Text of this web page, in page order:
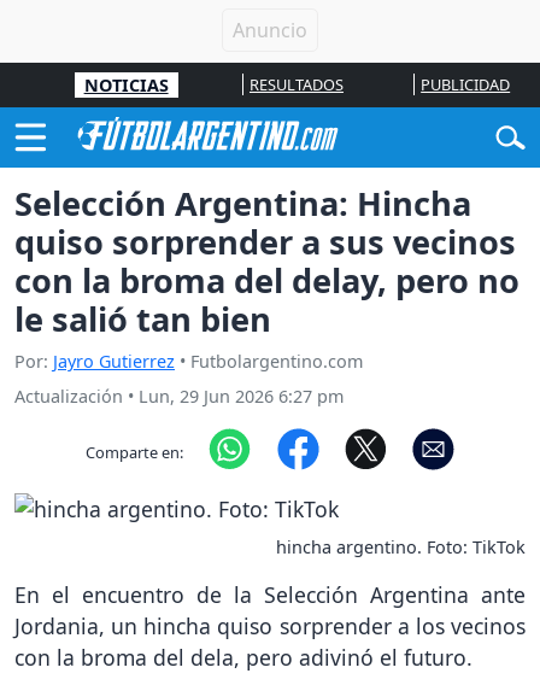
NOTICIAS RESULTADOS PUBLICIDAD
Selección Argentina: Hincha
quiso sorprender a sus vecinos
con la broma del delay, pero no
le salió tan bien
Por: Jayro Gutierrez • Futbolargentino.com
Actualización • Lun, 29 Jun 2026 6:27 pm
Comparte en:
hincha argentino. Foto: TikTok
En el encuentro de la Selección Argentina ante
Jordania, un hincha quiso sorprender a los vecinos
con la broma del dela, pero adivinó el futuro.